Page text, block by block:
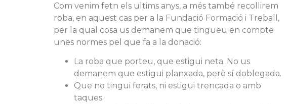
Com venim fetn els ultims anys, a més també recollirem
roba, en aquest cas per a la Fundació Formació i Treball,
per la qual cosa us demanem que tingueu en compte
unes normes pel que fa a la donació:
La roba que porteu, que estigui neta. No us
demanem que estigui planxada, però sí doblegada.
Que no tingui forats, ni estigui trencada o amb
taques.